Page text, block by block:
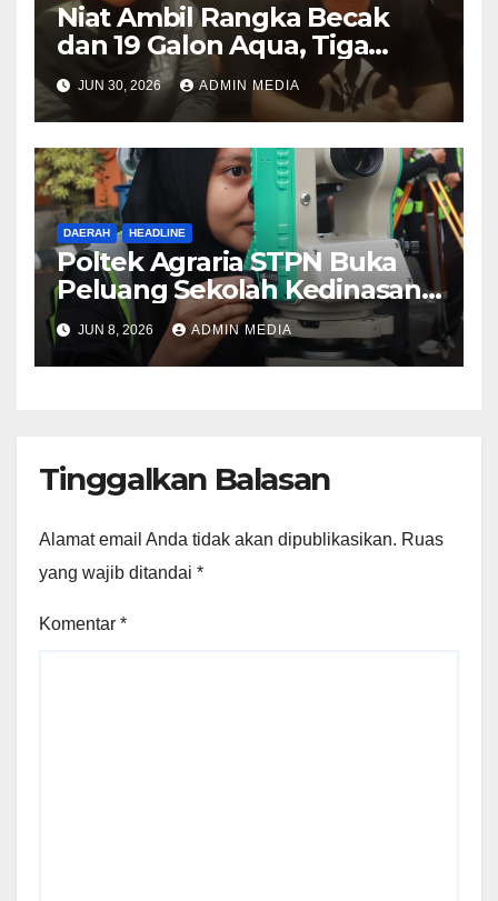
Niat Ambil Rangka Becak
dan 19 Galon Aqua, Tiga
Warga Medan Mengaku
Dianiaya di Kantor PT CIP
JUN 30, 2026 ADMIN MEDIA
DAERAH HEADLINE
Poltek Agraria STPN Buka
Peluang Sekolah Kedinasan,
Jaring Generasi Muda yang
Berminat di Bidang
Agraria/Pertanahan dan Tata
JUN 8, 2026 ADMIN MEDIA
Tinggalkan Balasan
Alamat email Anda tidak akan dipublikasikan. Ruas
yang wajib ditandai *
Komentar *